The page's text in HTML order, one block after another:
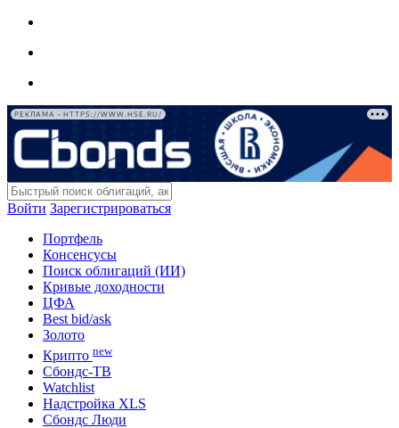
РЕКЛАМА • HTTPS://WWW.HSE.RU/
Войти Зарегистрироваться
Портфель
Консенсусы
Поиск облигаций (ИИ)
Кривые доходности
ЦФА
Best bid/ask
Золото
Крипто new
Сбондс-ТВ
Watchlist
Надстройка XLS
Сбондс Люди